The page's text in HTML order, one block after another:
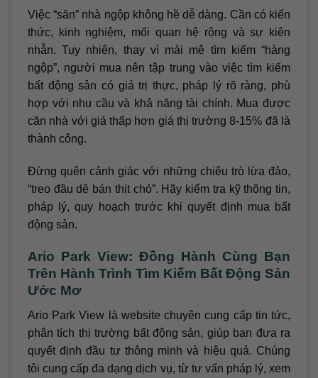
Việc “săn” nhà ngộp không hề dễ dàng. Cần có kiến
thức, kinh nghiệm, mối quan hệ rộng và sự kiên
nhẫn. Tuy nhiên, thay vì mải mê tìm kiếm “hàng
ngộp”, người mua nên tập trung vào việc tìm kiếm
bất động sản có giá trị thực, pháp lý rõ ràng, phù
hợp với nhu cầu và khả năng tài chính. Mua được
căn nhà với giá thấp hơn giá thị trường 8-15% đã là
thành công.
Đừng quên cảnh giác với những chiêu trò lừa đảo,
“treo đầu dê bán thịt chó”. Hãy kiểm tra kỹ thông tin,
pháp lý, quy hoạch trước khi quyết định mua bất
động sản.
Ario Park View: Đồng Hành Cùng Bạn
Trên Hành Trình Tìm Kiếm Bất Động Sản
Ước Mơ
Ario Park View là website chuyên cung cấp tin tức,
phân tích thị trường bất động sản, giúp bạn đưa ra
quyết định đầu tư thông minh và hiệu quả. Chúng
tôi cung cấp đa dạng dịch vụ, từ tư vấn pháp lý, xem